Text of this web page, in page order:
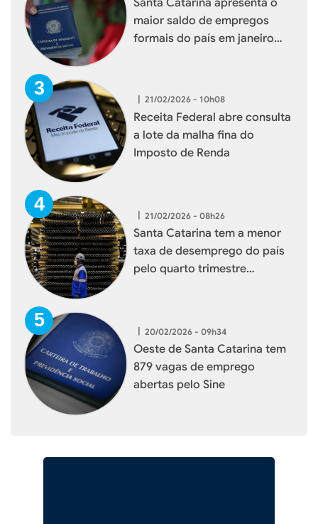
Santa Catarina apresenta o
maior saldo de empregos
formais do país em janeiro
| 21/02/2026 - 10h08
Receita Federal abre consulta
a lote da malha fina do
Imposto de Renda
| 21/02/2026 - 08h26
Santa Catarina tem a menor
taxa de desemprego do país
pelo quarto trimestre
20/02/2026 - 09h34
Oeste de Santa Catarina tem
879 vagas de emprego
abertas pelo Sine